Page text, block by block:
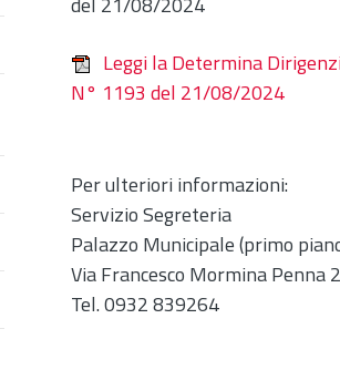
Leggi la Determina
N° 1193 del 21/08/2024
Per ulteriori informazioni:
Servizio Segreteria
Palazzo Municipale (primo
Via Francesco Mormina Penna
Tel. 0932 839264